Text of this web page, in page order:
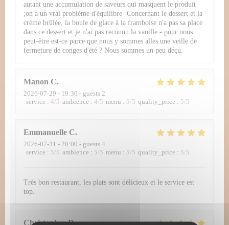
autant une accumulation de saveurs qui masquent le produit
;on a un vrai problème d'équilibre- Concernant le dessert et la
crème brûlée, la boule de glace à la framboise n'a pas sa place
dans ce dessert et je n'ai pas reconnu la vanille - pour nous
peut-être est-ce parce que nous y sommes alles une veille de
fermeture de conges d'été ? Nous sommes un peu déçu.
Manon C
2026-07-29 - 19:30 - guests 2
service : 4/5 ambience : 4/5 menu : 5/5 quality_price : 5/5
Emmanuelle C
2026-07-31 - 20:00 - guests 4
service : 5/5 ambience : 5/5 menu : 5/5 quality_price : 5/5
Très bon restaurant, les plats sont délicieux et le service est
top.
Christopher D